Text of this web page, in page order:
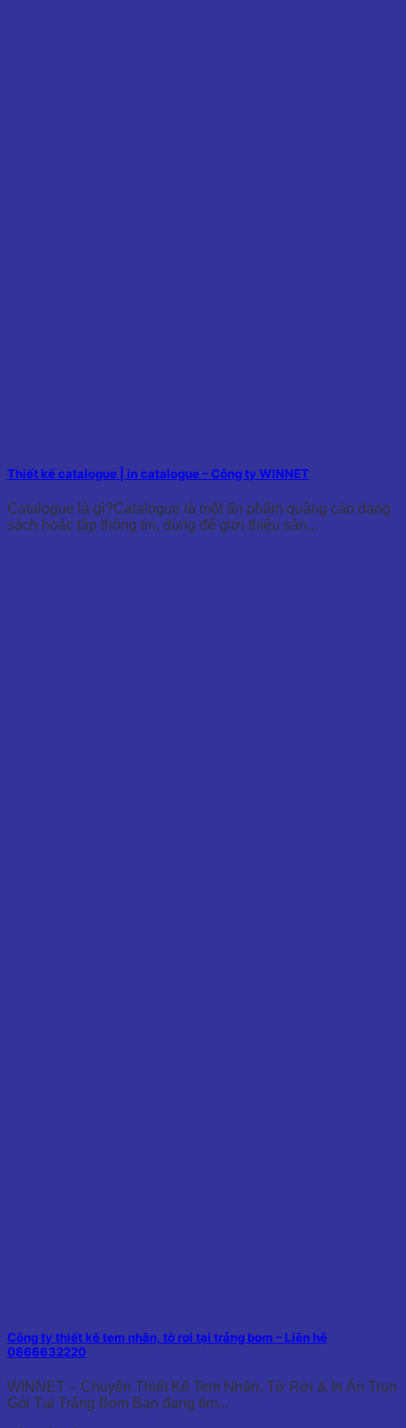
Thiết kế catalogue | in catalogue – Công ty WINNET
Catalogue là gì?Catalogue là một ấn phẩm quảng cáo dạng
sách hoặc tập thông tin, dùng để giới thiệu sản...
Công ty thiết kế tem nhãn, tờ rơi tại trảng bom – Liên hệ
0866632220
WINNET – Chuyên Thiết Kế Tem Nhãn, Tờ Rơi & In Ấn Trọn
Gói Tại Trảng Bom Bạn đang tìm...